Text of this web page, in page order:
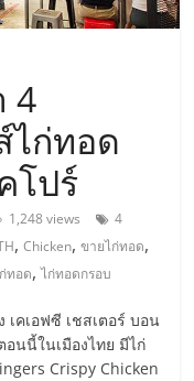
4
ไก่ทอด
โปร์
1,248 views
4
,Chicken,ขายไก่ทอด,
ทอด,ไก่ทอดกรอบ
เคเอฟซี เชสเตอร์ บอน
นนี้ในเมืองไทย มีไก่
Crispy Chicken